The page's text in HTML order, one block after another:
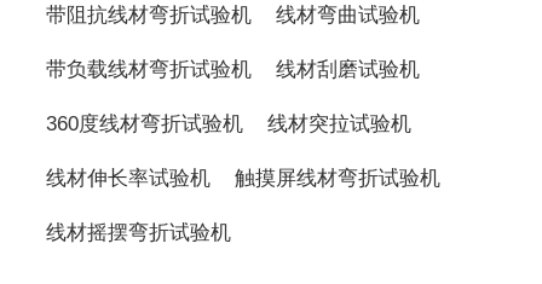
带阻抗线材弯折试验机 线材弯曲试验机
带负载线材弯折试验机 线材刮磨试验机
360度线材弯折试验机 线材突拉试验机
线材伸长率试验机 触摸屏线材弯折试验机
线材摇摆弯折试验机